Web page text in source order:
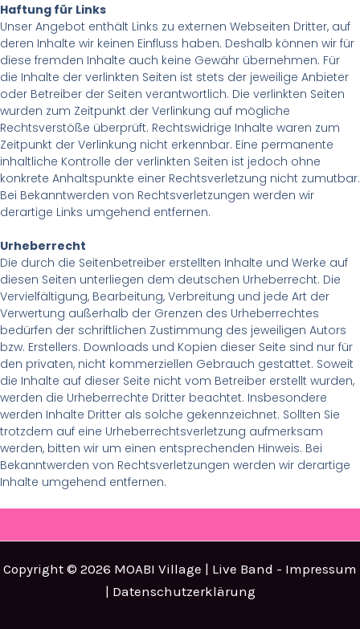
Haftung für Links
Unser Angebot enthält Links zu externen Webseiten Dritter, auf
deren Inhalte wir keinen Einfluss haben. Deshalb können wir für
diese fremden Inhalte auch keine Gewähr übernehmen. Für
die Inhalte der verlinkten Seiten ist stets der jeweilige Anbieter
oder Betreiber der Seiten verantwortlich. Die verlinkten Seiten
wurden zum Zeitpunkt der Verlinkung auf mögliche
Rechtsverstöße überprüft. Rechtswidrige Inhalte waren zum
Zeitpunkt der Verlinkung nicht erkennbar. Eine permanente
inhaltliche Kontrolle der verlinkten Seiten ist jedoch ohne
konkrete Anhaltspunkte einer Rechtsverletzung nicht zumutbar.
Bei Bekanntwerden von Rechtsverletzungen werden wir
derartige Links umgehend entfernen.
Urheberrecht
Die durch die Seitenbetreiber erstellten Inhalte und Werke auf
diesen Seiten unterliegen dem deutschen Urheberrecht. Die
Vervielfältigung, Bearbeitung, Verbreitung und jede Art der
Verwertung außerhalb der Grenzen des Urheberrechtes
bedürfen der schriftlichen Zustimmung des jeweiligen Autors
bzw. Erstellers. Downloads und Kopien dieser Seite sind nur für
den privaten, nicht kommerziellen Gebrauch gestattet. Soweit
die Inhalte auf dieser Seite nicht vom Betreiber erstellt wurden,
werden die Urheberrechte Dritter beachtet. Insbesondere
werden Inhalte Dritter als solche gekennzeichnet. Sollten Sie
trotzdem auf eine Urheberrechtsverletzung aufmerksam
werden, bitten wir um einen entsprechenden Hinweis. Bei
Bekanntwerden von Rechtsverletzungen werden wir derartige
Inhalte umgehend entfernen.
Copyright © 2026 MOABI Village | Live Band - Impressum
| Datenschutzerklärung